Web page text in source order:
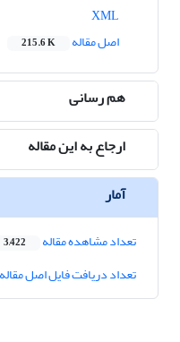
اصل مقاله
215.6 K
هم رسانی
ارجاع به این مقاله
آمار
تعداد مشاهده مقاله 3,422
تعداد دریافت فایل اصل مقاله